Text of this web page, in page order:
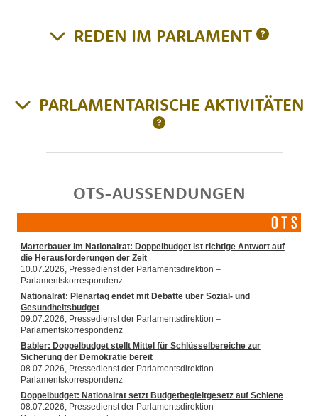
REDEN IM PARLAMENT
PARLAMENTARISCHE AKTIVITÄTEN
OTS-AUSSENDUNGEN